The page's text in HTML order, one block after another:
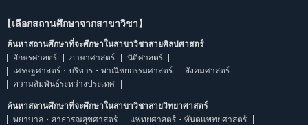
【เลือกสถานศึกษาจากสาขาวิชา】
ค้นหาสถานศึกษาที่จะศึกษาในสาขาวิชาสายศิลปศาสตร์
อักษรศาสตร์
ภาษาศาสตร์
นิติศาสตร์
เศรษฐศาสตร์・บริหาร・พาณิชยกรรมศาสตร์
สังคมศาสตร์
ความสัมพันธ์ระหว่างประเทศ
ค้นหาสถานศึกษาที่จะศึกษาในสาขาวิชาสายวิทยาศาสตร์
พยาบาล・สาธารณสุขศาสตร์
แพทยศาสตร์・ทันตแพทยศาสตร์